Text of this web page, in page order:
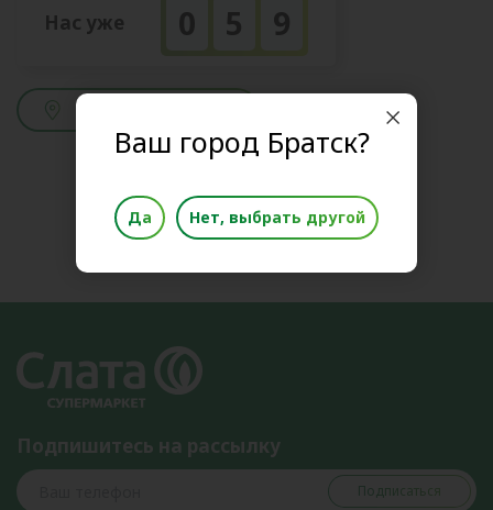
Нас уже 0 5 9
Подпишитесь на рассылку
Подписаться
Ваш город Братск?
Да Нет, выбрать другой